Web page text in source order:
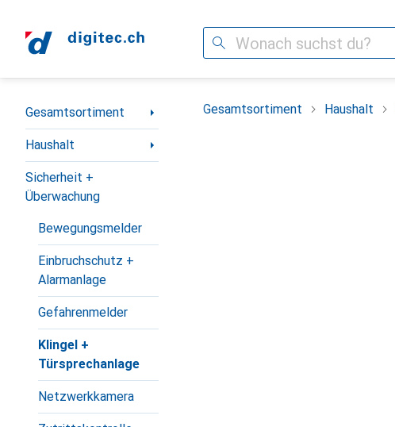
Suche
Navigation nach Kategorien
Gesamtsortiment
Haushalt
Sicherheit +
Überwachung
Bewegungsmelder
Einbruchschutz +
Alarmanlage
Gefahrenmelder
Klingel +
Türsprechanlage
Netzwerkkamera
Gesamtsortiment Haushalt